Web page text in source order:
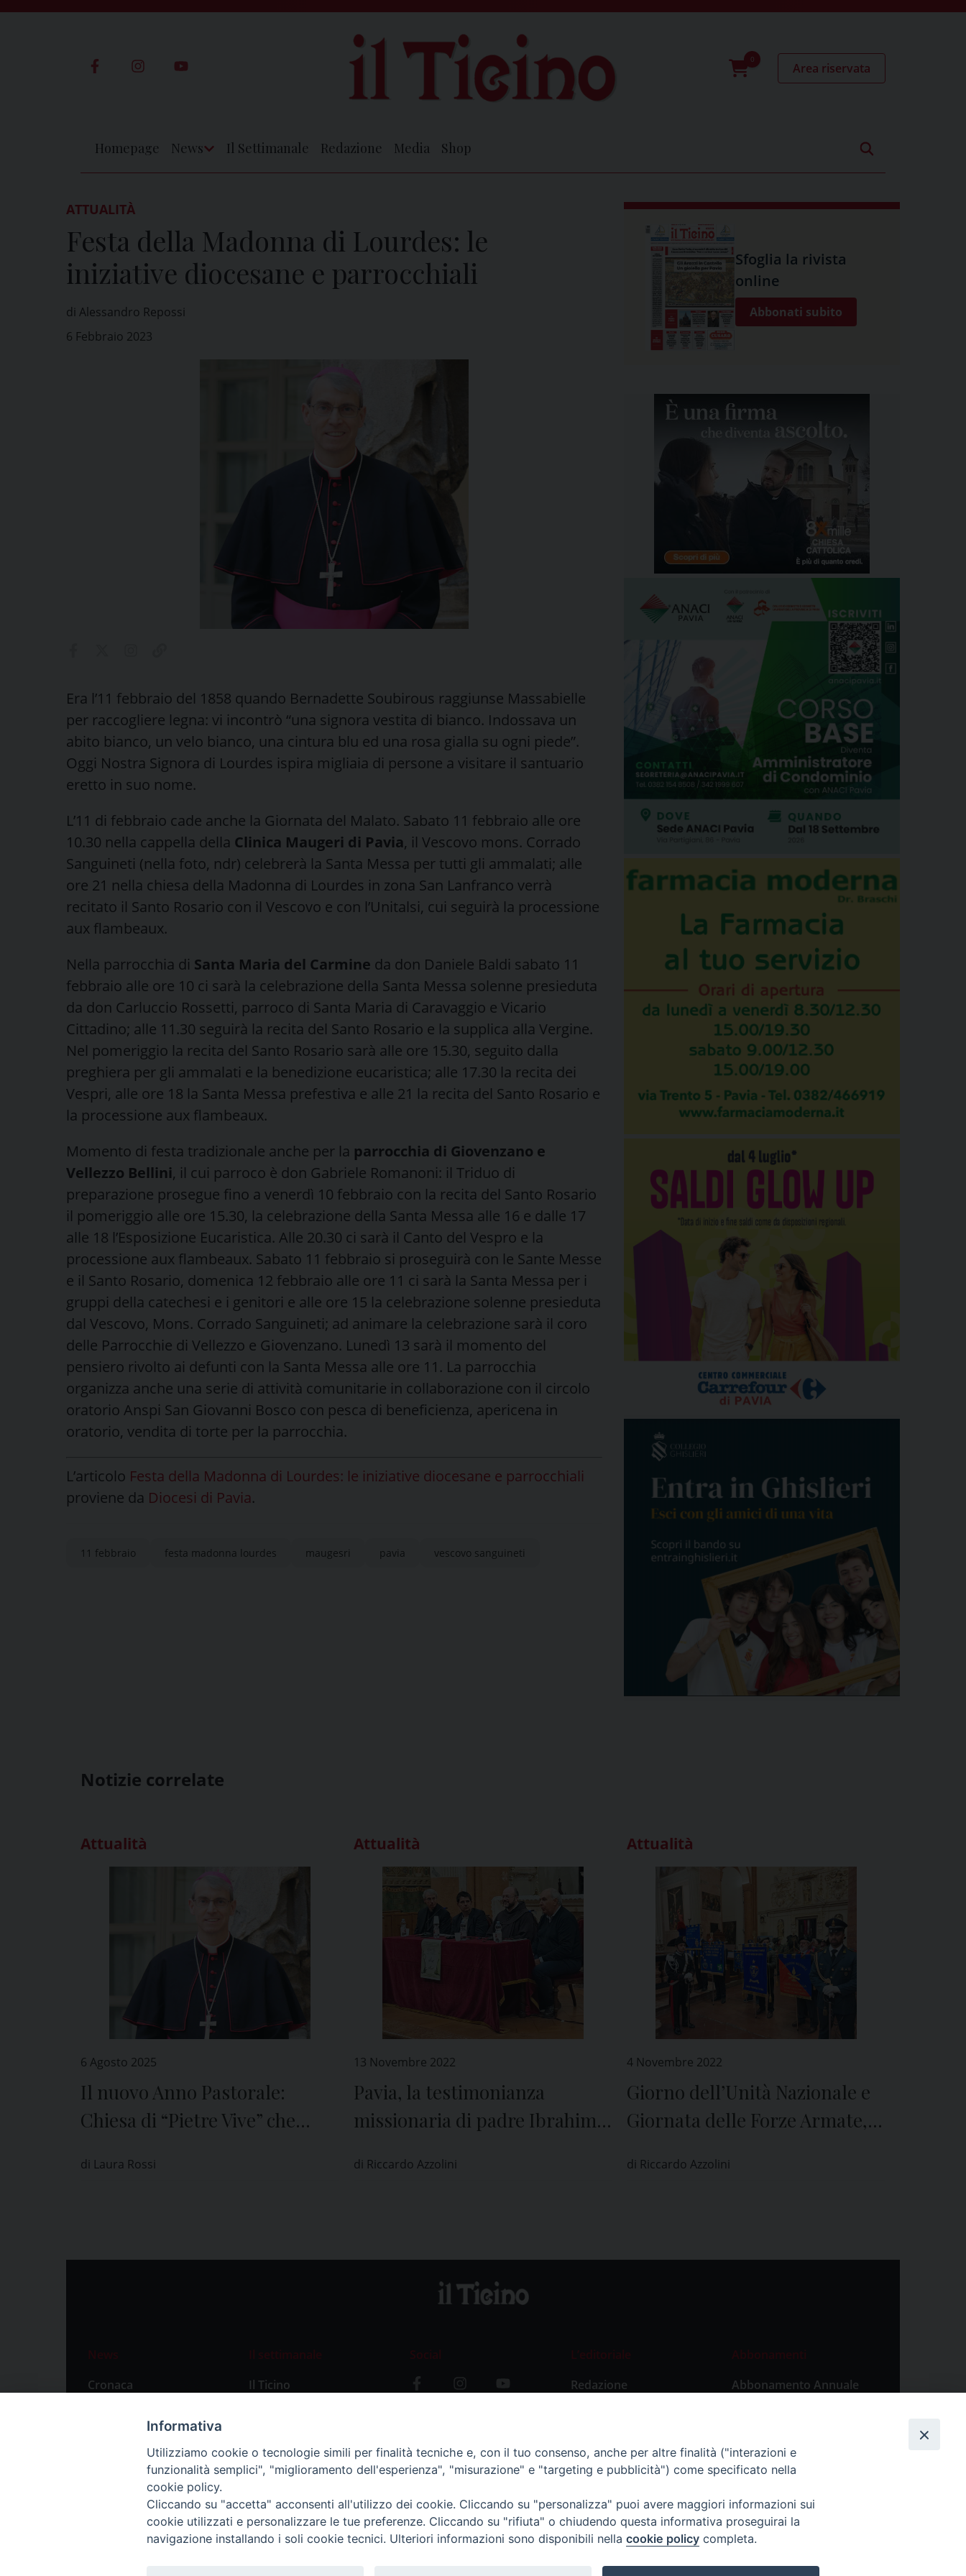
0
Area riservata
Homepage News Il Settimanale Redazione Media Shop
ATTUALITÀ
Festa della Madonna di Lourdes: le
iniziative diocesane e parrocchiali
di Alessandro Repossi
6 Febbraio 2023
Era l’11 febbraio del 1858 quando Bernadette Soubirous raggiunse Massabielle
per raccogliere legna: vi incontrò “una signora vestita di bianco. Indossava un
abito bianco, un velo bianco, una cintura blu ed una rosa gialla su ogni piede”.
Oggi Nostra Signora di Lourdes ispira migliaia di persone a visitare il santuario
eretto in suo nome.
L’11 di febbraio cade anche la Giornata del Malato. Sabato 11 febbraio alle ore
10.30 nella cappella della Clinica Maugeri di Pavia, il Vescovo mons. Corrado
Sanguineti (nella foto, ndr) celebrerà la Santa Messa per tutti gli ammalati; alle
ore 21 nella chiesa della Madonna di Lourdes in zona San Lanfranco verrà
recitato il Santo Rosario con il Vescovo e con l’Unitalsi, cui seguirà la processione
aux flambeaux.
Nella parrocchia di Santa Maria del Carmine da don Daniele Baldi sabato 11
febbraio alle ore 10 ci sarà la celebrazione della Santa Messa solenne presieduta
da don Carluccio Rossetti, parroco di Santa Maria di Caravaggio e Vicario
Cittadino; alle 11.30 seguirà la recita del Santo Rosario e la supplica alla Vergine.
Nel pomeriggio la recita del Santo Rosario sarà alle ore 15.30, seguito dalla
preghiera per gli ammalati e la benedizione eucaristica; alle 17.30 la recita dei
Vespri, alle ore 18 la Santa Messa prefestiva e alle 21 la recita del Santo Rosario e
la processione aux flambeaux.
Momento di festa tradizionale anche per la parrocchia di Giovenzano e
Vellezzo Bellini, il cui parroco è don Gabriele Romanoni: il Triduo di
preparazione prosegue fino a venerdì 10 febbraio con la recita del Santo Rosario
il pomeriggio alle ore 15.30, la celebrazione della Santa Messa alle 16 e dalle 17
alle 18 l’Esposizione Eucaristica. Alle 20.30 ci sarà il Canto del Vespro e la
processione aux flambeaux. Sabato 11 febbraio si proseguirà con le Sante Messe
e il Santo Rosario, domenica 12 febbraio alle ore 11 ci sarà la Santa Messa per i
gruppi della catechesi e i genitori e alle ore 15 la celebrazione solenne presieduta
dal Vescovo, Mons. Corrado Sanguineti; ad animare la celebrazione sarà il coro
delle Parrocchie di Vellezzo e Giovenzano. Lunedì 13 sarà il momento del
pensiero rivolto ai defunti con la Santa Messa alle ore 11. La parrocchia
organizza anche una serie di attività comunitarie in collaborazione con il circolo
oratorio Anspi San Giovanni Bosco con pesca di beneficienza, apericena in
oratorio, vendita di torte per la parrocchia.
L’articolo Festa della Madonna di Lourdes: le iniziative diocesane e parrocchiali
proviene da Diocesi di Pavia.
11 febbraio festa madonna lourdes maugesri pavia vescovo sanguineti
Sfoglia la rivista
online
Abbonati subito
Notizie correlate
Attualità
6 Agosto 2025
Il nuovo Anno Pastorale:
Chiesa di “Pietre Vive” che
di Laura Rossi
Attualità
13 Novembre 2022
Pavia, la testimonianza
missionaria di padre Ibrahim
di Riccardo Azzolini
Attualità
4 Novembre 2022
Giorno dell’Unità Nazionale e
Giornata delle Forze Armate,
di Riccardo Azzolini
News
Cronaca
Primo Piano
Il settimanale
Il Ticino
Social
L’editoriale
Redazione
Abbonamenti
Abbonamento Annuale
Abbonamento Singola
Informativa
Utilizziamo cookie o tecnologie simili per finalità tecniche e, con il tuo consenso, anche per altre finalità ("interazioni e
funzionalità semplici", "miglioramento dell'esperienza", "misurazione" e "targeting e pubblicità") come specificato nella
cookie policy.
Cliccando su "accetta" acconsenti all'utilizzo dei cookie. Cliccando su "personalizza" puoi avere maggiori informazioni sui
cookie utilizzati e personalizzare le tue preferenze. Cliccando su "rifiuta" o chiudendo questa informativa proseguirai la
navigazione installando i soli cookie tecnici. Ulteriori informazioni sono disponibili nella cookie policy completa.